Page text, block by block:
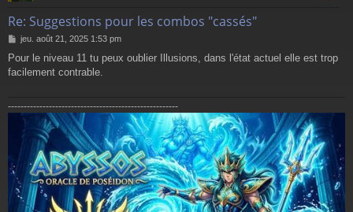
Re: Suggestions pour les combos "cassés"
M
s
s
e
jeu. août 21, 2025 1:53 pm
Pour le niveau 11 tu peux oublier Illusions, dans l'état actuel elle est trop
facilement contrable.
------------------------------------------------------